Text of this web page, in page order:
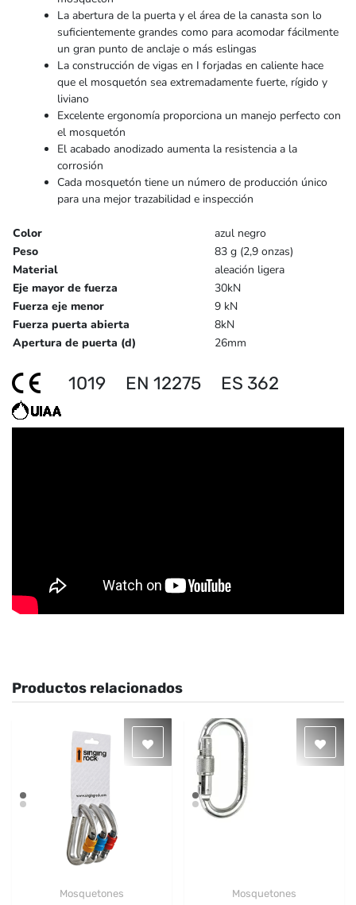
La abertura de la puerta y el área de la canasta son lo
suficientemente grandes como para acomodar fácilmente
un gran punto de anclaje o más eslingas
La construcción de vigas en I forjadas en caliente hace
que el mosquetón sea extremadamente fuerte, rígido y
liviano
Excelente ergonomía proporciona un manejo perfecto con
el mosquetón
El acabado anodizado aumenta la resistencia a la
corrosión
Cada mosquetón tiene un número de producción único
para una mejor trazabilidad e inspección
Color
azul negro
Peso
83 g (2,9 onzas)
Material
aleación ligera
Eje mayor de fuerza
30kN
Fuerza eje menor
9 kN
Fuerza puerta abierta
8kN
Apertura de puerta (d)
26mm
1019 EN 12275 ES 362
Productos relacionados
Mosquetones Mosquetones